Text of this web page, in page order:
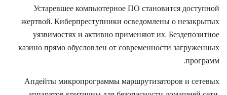
Устаревшее компьютерное ПО становится доступной
жертвой. Киберпреступники осведомлены о незакрытых
уязвимостях и активно применяют их. Бездепозитное
казино прямо обусловлен от современности загруженных
программ.
Апдейты микропрограммы маршрутизаторов и сетевых